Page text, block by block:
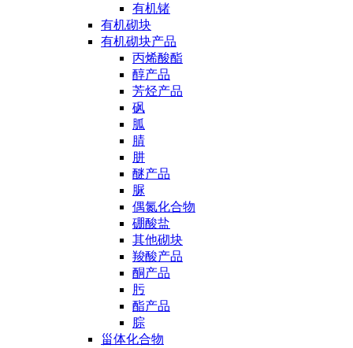
有机锗
有机砌块
有机砌块产品
丙烯酸酯
醇产品
芳烃产品
砜
胍
腈
肼
醚产品
脲
偶氮化合物
硼酸盐
其他砌块
羧酸产品
酮产品
肟
酯产品
腙
甾体化合物